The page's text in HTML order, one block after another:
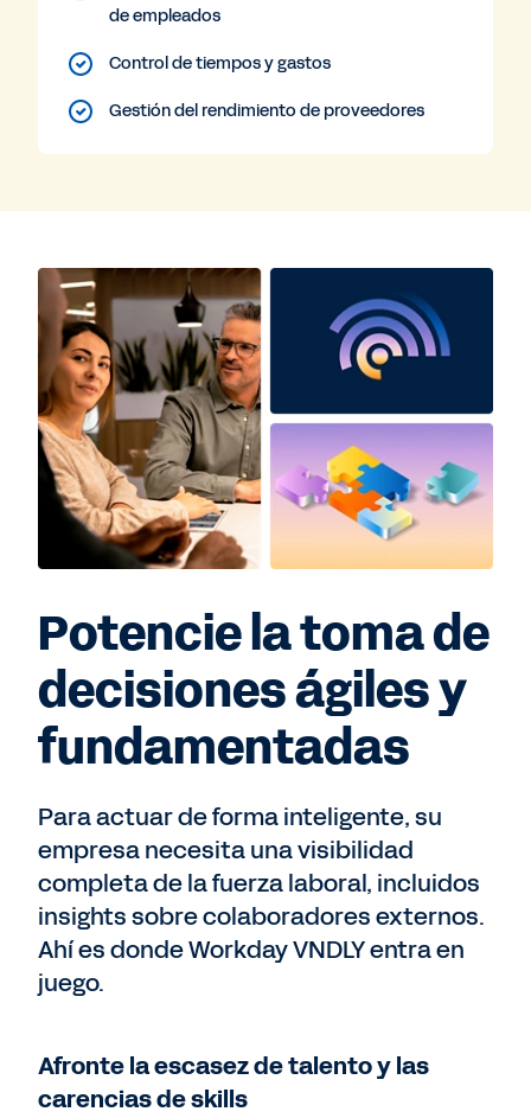
de empleados
Control de tiempos y gastos
Gestión del rendimiento de proveedores
Potencie la toma de
decisiones ágiles y
fundamentadas
Para actuar de forma inteligente, su
empresa necesita una visibilidad
completa de la fuerza laboral, incluidos
insights sobre colaboradores externos.
Ahí es donde Workday VNDLY entra en
juego.
Afronte la escasez de talento y las
carencias de skills